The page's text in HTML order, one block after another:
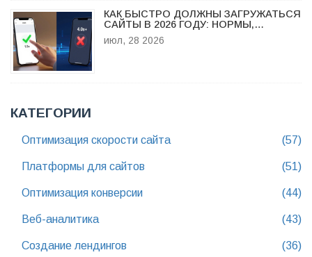
КАК БЫСТРО ДОЛЖНЫ ЗАГРУЖАТЬСЯ
САЙТЫ В 2026 ГОДУ: НОРМЫ,
МЕТРИКИ И ВЛИЯНИЕ НА SEO
июл, 28 2026
КАТЕГОРИИ
Оптимизация скорости сайта (57)
Платформы для сайтов (51)
Оптимизация конверсии (44)
Веб-аналитика (43)
Создание лендингов (36)